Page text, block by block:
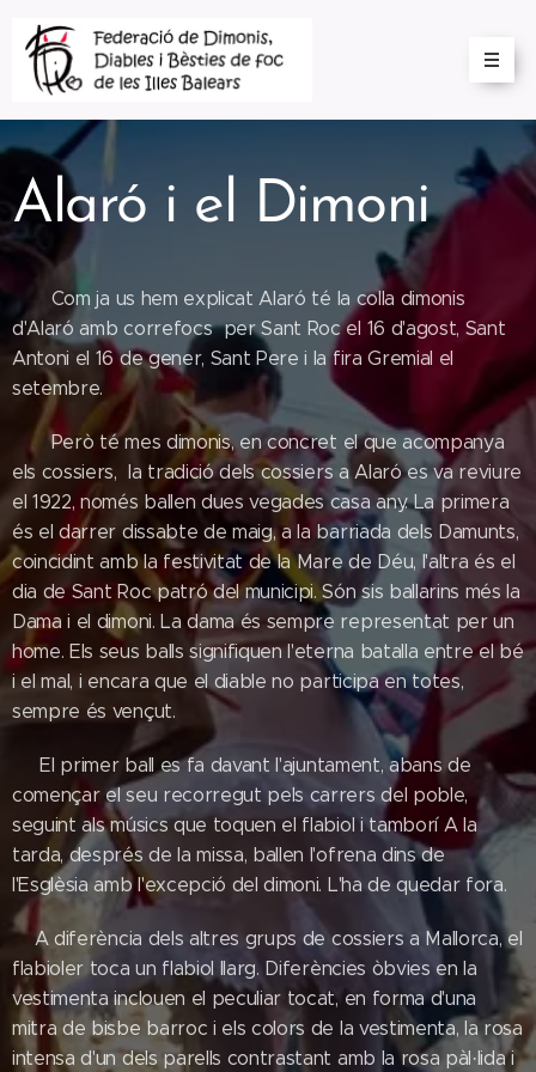
Alaró i el Dimoni
Com ja us hem explicat Alaró té la colla dimonis
d'Alaró amb correfocs per Sant Roc el 16 d'agost, Sant
Antoni el 16 de gener, Sant Pere i la fira Gremial el
setembre.
Però té mes dimonis, en concret el que acompanya
els cossiers, la tradició dels cossiers a Alaró es va reviure
el 1922, només ballen dues vegades casa any. La primera
és el darrer dissabte de maig, a la barriada dels Damunts,
coincidint amb la festivitat de la Mare de Déu, l'altra és el
dia de Sant Roc patró del municipi. Són sis ballarins més la
Dama i el dimoni. La dama és sempre representat per un
home. Els seus balls signifiquen l'eterna batalla entre el bé
i el mal, i encara que el diable no participa en totes,
sempre és vençut.
El primer ball es fa davant l'ajuntament, abans de
començar el seu recorregut pels carrers del poble,
seguint als músics que toquen el flabiol i tamborí A la
tarda, després de la missa, ballen l'ofrena dins de
l'Esglèsia amb l'excepció del dimoni. L'ha de quedar fora.
A diferència dels altres grups de cossiers a Mallorca, el
flabioler toca un flabiol llarg. Diferències òbvies en la
vestimenta inclouen el peculiar tocat, en forma d'una
mitra de bisbe barroc i els colors de la vestimenta, la rosa
intensa d'un dels parells contrastant amb la rosa pàl·lida i